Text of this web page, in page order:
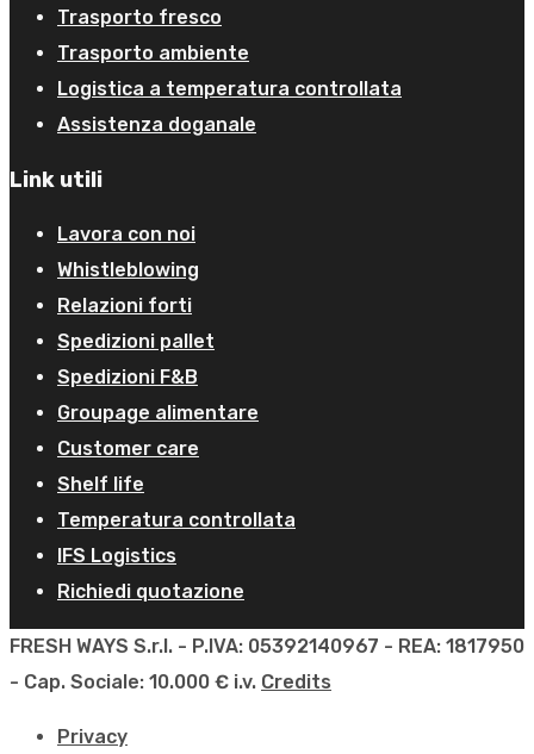
Trasporto fresco
Trasporto ambiente
Logistica a temperatura controllata
Assistenza doganale
Link utili
Lavora con noi
Whistleblowing
Relazioni forti
Spedizioni pallet
Spedizioni F&B
Groupage alimentare
Customer care
Shelf life
Temperatura controllata
IFS Logistics
Richiedi quotazione
FRESH WAYS S.r.l. - P.IVA: 05392140967 - REA: 1817950
- Cap. Sociale: 10.000 € i.v. Credits
Privacy